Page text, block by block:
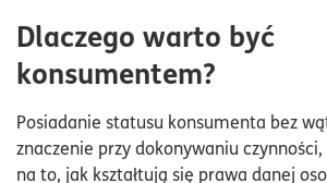
Dlaczego warto być
konsumentem?
Posiadanie statusu konsumenta bez
znaczenie przy dokonywaniu czynności,
na to, jak kształtują się prawa danej